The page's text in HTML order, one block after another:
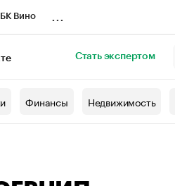
Вино
Стать экспертом
Финансы Недвижимость